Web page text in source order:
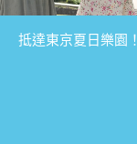
抵達東京夏日樂園！